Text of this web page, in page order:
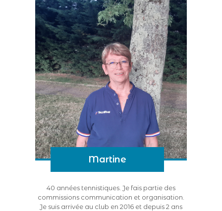
Martine
40 années tennistiques. Je fais partie des
commissions communication et organisation.
Je suis arrivée au club en 2016 et depuis 2 ans